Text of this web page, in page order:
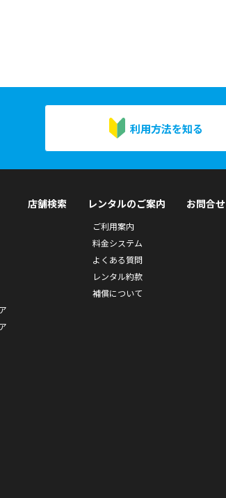
利用方法を知る
店舗検索 レンタルのご案内
ご利用案内
料金システム
よくある質問
レンタル約款
補償について
お問合せ